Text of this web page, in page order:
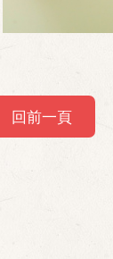
回前一頁